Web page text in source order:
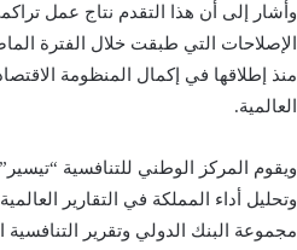
منذ إطلاقها في إكمال المنظومة
العالمية.
ويقوم المركز الوطني للتنافسية
وتحليل أداء المملكة في التقارير